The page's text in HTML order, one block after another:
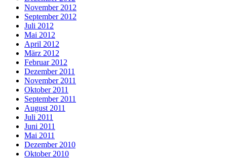
November 2012
September 2012
Juli 2012
Mai 2012
April 2012
März 2012
Februar 2012
Dezember 2011
November 2011
Oktober 2011
September 2011
August 2011
Juli 2011
Juni 2011
Mai 2011
Dezember 2010
Oktober 2010